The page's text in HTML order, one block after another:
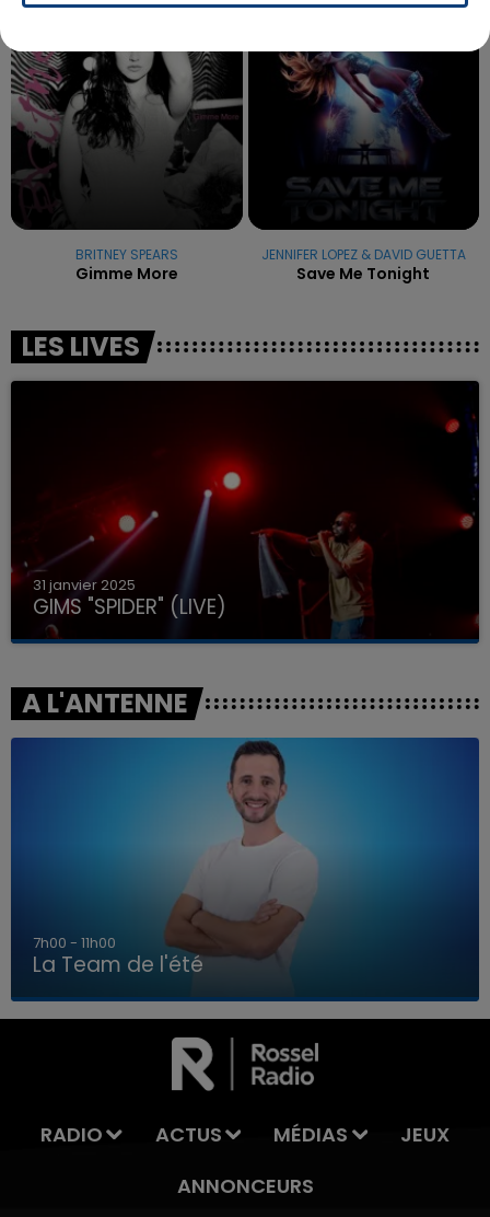
LA TEAM DE L'ÉTÉ
BRITNEY SPEARS
Gimme More
JENNIFER LOPEZ & DAVID GUETTA
Save Me Tonight
LES LIVES
31 janvier 2025
GIMS "SPIDER" (LIVE)
A L'ANTENNE
7h00 - 11h00
La Team de l'été
RADIO ACTUS MÉDIAS
JEUX
ANNONCEURS